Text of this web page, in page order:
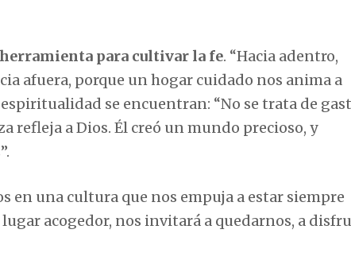
para cultivar la fe. “Hacia adentro,
afuera, porque un hogar cuidado nos anima a
se encuentran: “No se trata de
refleja a Dios. Él creó un mundo precioso, y
en una cultura que nos empuja a estar siempre
acogedor, nos invitará a quedarnos, a